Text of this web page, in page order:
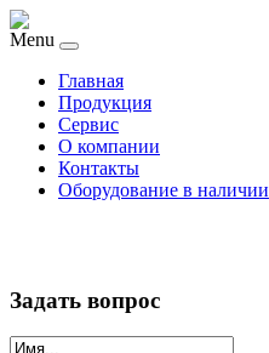
Menu
Главная
Продукция
Сервис
О компании
Контакты
Оборудование в наличии
Задать вопрос